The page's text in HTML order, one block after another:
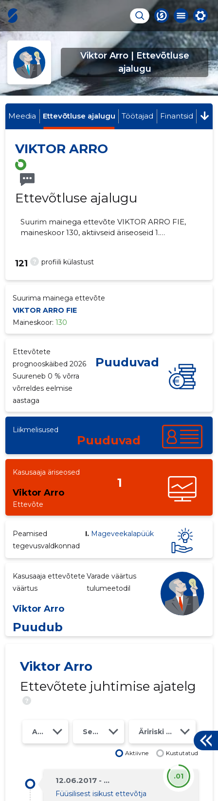
Viktor Arro | Ettevõtluse
ajalugu
Meedia Ettevõtluse ajalugu Töötajad Finantsid
VIKTOR ARRO
Ettevõtluse ajalugu
Suurim mainega ettevõte VIKTOR ARRO FIE,
maineskoor 130, aktiivseid äriseoseid 1.
? profiili külastust
121
Suurima mainega ettevõte
VIKTOR ARRO FIE
Maineskoor:130
Ettevõtete
prognooskäibed 2026
Puuduvad
Suureneb 0 % võrra
võrreldes eelmise
aastaga
Liikmelisused
Puuduvad
Kasusaaja äriseosed
Viktor Arro
1
Ettevõte
Peamised
tegevusvaldkonnad
I. Mageveekalapüük
Kasusaaja ettevõtete
väärtus
Viktor Arro
Varade väärtus
tulumeetodil
Puudub
Viktor Arro
Ettevõtete juhtimise ajatelg
?
Aasta Seosed Äririski klass
Aktiivne Kustutatud
12.06.2017 - ...
Füüsilisest isikust ettevõtja
.01